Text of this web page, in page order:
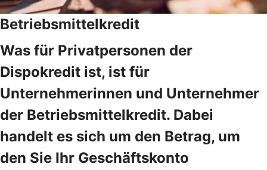
Betriebsmittelkredit
Was für Privatpersonen der
Dispokredit ist, ist für
Unternehmerinnen und Unternehmer
der Betriebsmittelkredit. Dabei
handelt es sich um den Betrag, um
den Sie Ihr Geschäftskonto